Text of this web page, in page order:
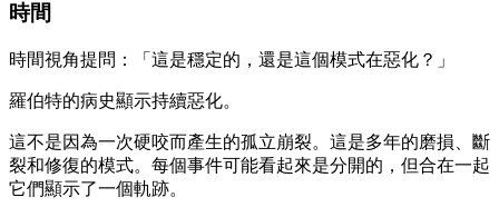
時間
時間視角提問：「這是穩定的，還是這個模式在惡化？」
羅伯特的病史顯示持續惡化。
這不是因為一次硬咬而產生的孤立崩裂。這是多年的磨損、斷
裂和修復的模式。每個事件可能看起來是分開的，但合在一起
它們顯示了一個軌跡。